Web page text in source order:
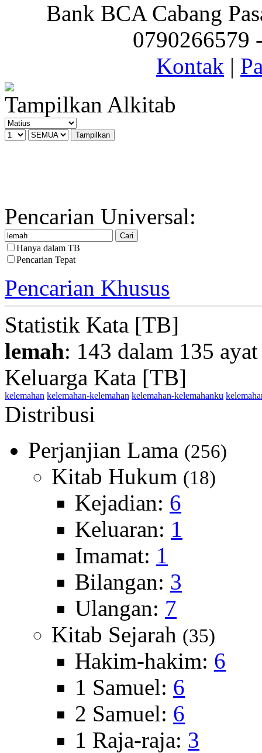
Bank BCA Cabang
0790266579
Kontak |
Tampilkan Alkitab
Pencarian Universal:
Hanya dalam TB
Pencarian Tepat
Pencarian Khusus
Statistik Kata [TB]
lemah: 143 dalam 135 ayat
Keluarga Kata [TB]
kelemahan kelemahan-kelemahan kelemahan-kelemahanku
Distribusi
Perjanjian Lama (256)
Kitab Hukum (18)
Kejadian: 6
Keluaran: 1
Imamat: 1
Bilangan: 3
Ulangan: 7
Kitab Sejarah (35)
Hakim-hakim: 6
1 Samuel: 6
2 Samuel: 6
1 Raja-raja: 3